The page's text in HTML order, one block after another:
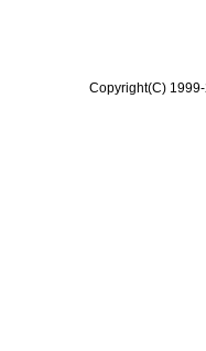
Copyright(C)